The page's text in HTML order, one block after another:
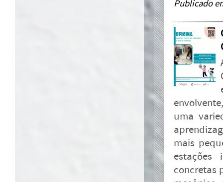
Publicado
uma
mais
estações
concretas